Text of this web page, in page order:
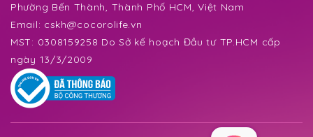
Phường Bến Thành, Thành Phố HCM, Việt Nam
Email: cskh@cocorolife.vn
MST: 0308159258 Do Sở kế hoạch Đầu tư TP.HCM cấp
ngày 13/3/2009